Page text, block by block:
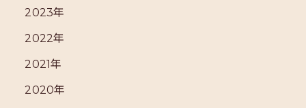
2023年
2022年
2021年
2020年